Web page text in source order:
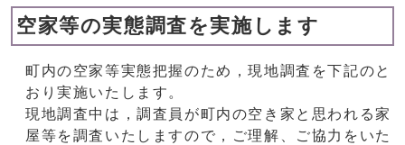
空家等の実態調査を実施します
町内の空家等実態把握のため，現地調査を下記のと
おり実施いたします。
現地調査中は，調査員が町内の空き家と思われる家
屋等を調査いたしますので，ご理解、ご協力をいた